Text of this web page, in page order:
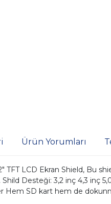
Ürün Yorumları
TFT LCD Ekran Shield, Bu
Desteği: 3,2 inç 4,3 inç
SD kart hem de